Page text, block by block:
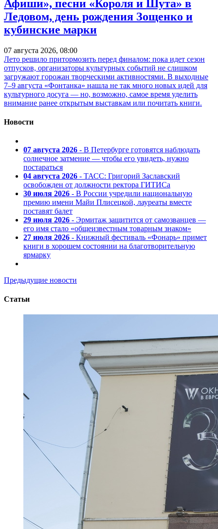
Афиши», песни «Короля и Шута» в
Ледовом, день рождения Зощенко и
кубинские марки
07 августа 2026, 08:00
Лето решило притормозить перед финалом: пока идет сезон
отпусков, организаторы культурных событий не слишком
загружают горожан творческими активностями. В выходные
7–9 августа «Фонтанка» нашла не так много новых идей для
культурного досуга — но, возможно, самое время уделить
внимание ранее открытым выставкам или почитать книги.
Новости
07 августа 2026 - В Петербурге готовятся наблюдать
солнечное затмение — чтобы его увидеть, нужно
постараться
04 августа 2026 - ТАСС: Григорий Заславский
освобожден от должности ректора ГИТИСа
30 июля 2026 - В России учредили национальную
премию имени Майи Плисецкой, лауреаты вместе
поставят балет
29 июля 2026 - Эрмитаж защитится от самозванцев —
его имя стало «общеизвестным товарным знаком»
27 июля 2026 - Книжный фестиваль «Фонарь» примет
книги в хорошем состоянии на благотворительную
ярмарку
Предыдущие новости
Статьи